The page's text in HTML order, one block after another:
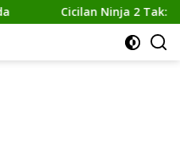
Cicilan Ninja 2 Tak: